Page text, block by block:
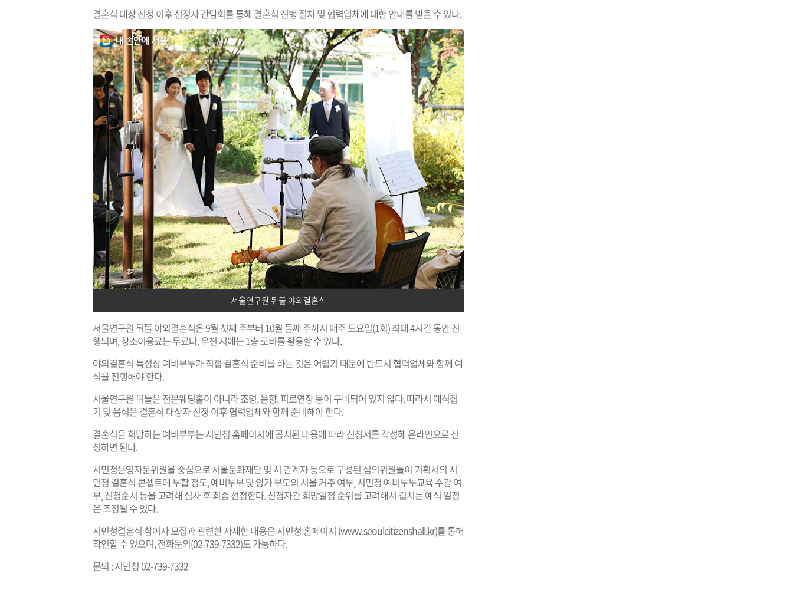
결혼식 대상 선정 이후 선정자 간담회를 통해 결혼식 진행 절차 및 협력업체에 대한 안내를 받을 수 있다.
서울연구원 뒤뜰 야외결혼식
서울연구원 뒤뜰 야외결혼식은 9월 첫째 주부터 10월 둘째 주까지 매주 토요일(1회) 최대 4시간 동안 진
행되며, 장소이용료는 무료다. 우천 시에는 1층 로비를 활용할 수 있다.
야외결혼식 특성상 예비부부가 직접 결혼식 준비를 하는 것은 어렵기 때문에 반드시 협력업체와 함께 예
식을 진행해야 한다.
서울연구원 뒤뜰은 전문웨딩홀이 아니라 조명, 음향, 피로연장 등이 구비되어 있지 않다. 따라서 예식집
기 및 음식은 결혼식 대상자 선정 이후 협력업체와 함께 준비해야 한다.
결혼식을 희망하는 예비부부는 시민청 홈페이지에 공지된 내용에 따라 신청서를 작성해 온라인으로 신
청하면 된다.
시민청운영자문위원을 중심으로 서울문화재단 및 시 관계자 등으로 구성된 심의위원들이 기획서의 시
민청 결혼식 콘셉트에 부합 정도, 예비부부 및 양가 부모의 서울 거주 여부, 시민청 예비부부교육 수강 여
부, 신청순서 등을 고려해 심사 후 최종 선정한다. 신청자간 희망일정 순위를 고려해서 겹치는 예식 일정
은 조정될 수 있다.
시민청결혼식 참여자 모집과 관련한 자세한 내용은 시민청 홈페이지 (www.seoulcitizenshall.kr)를 통해
확인할 수 있으며, 전화문의(02-739-7332)도 가능하다.
문의 : 시민청 02-739-7332